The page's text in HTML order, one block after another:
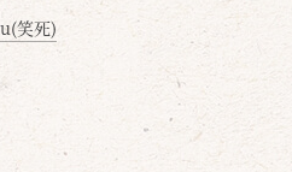
笑死)